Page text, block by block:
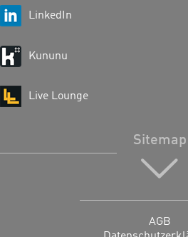
LinkedIn
Kununu
Live Lounge
Sitemap
AGB